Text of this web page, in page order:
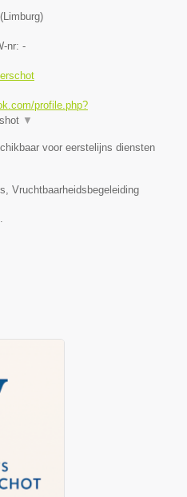
(Limburg)
nr: -
profile.php?
▼
voor eerstelijns diensten
Vruchtbaarheidsbegeleiding